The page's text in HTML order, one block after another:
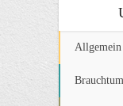
Allgemein
Brauchtum